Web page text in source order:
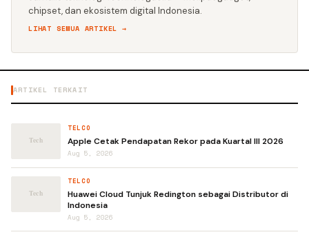
chipset, dan ekosistem digital Indonesia.
LIHAT SEMUA ARTIKEL →
ARTIKEL TERKAIT
TELCO
Apple Cetak Pendapatan Rekor pada Kuartal III 2026
Aug 5, 2026
TELCO
Huawei Cloud Tunjuk Redington sebagai Distributor di
Indonesia
Aug 5, 2026